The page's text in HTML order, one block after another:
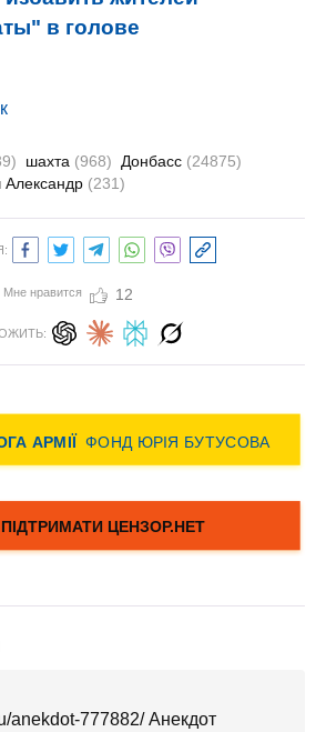
в голове
шахта (968) Донбасс (24875)
Александр (231)
Мне нравится 12
anekdot-777882/ Анекдот